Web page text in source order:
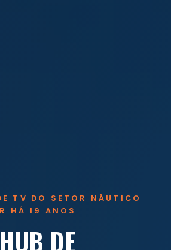
TV DO SETOR NÁUTICO
HÁ 19 ANOS
DE